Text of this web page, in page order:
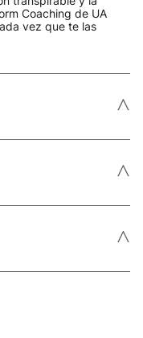
Coaching de UA
vez que te las
˄
˄
˄